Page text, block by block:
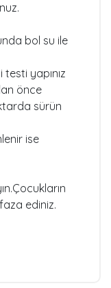
bol su ile
yapınız
önce
sürün
ise
ediniz.